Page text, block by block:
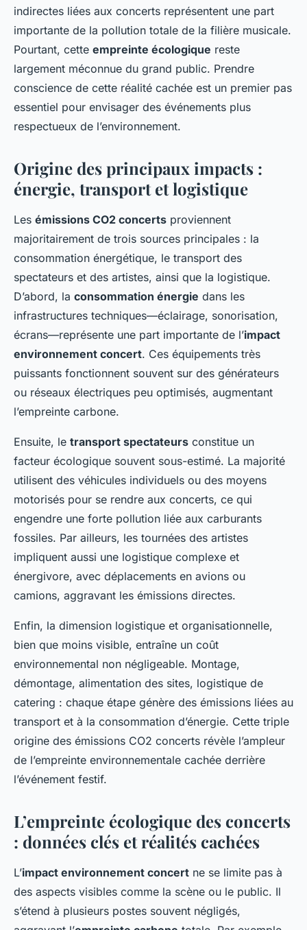
indirectes liées aux concerts représentent une part
importante de la pollution totale de la filière musicale.
Pourtant, cette empreinte écologique reste
largement méconnue du grand public. Prendre
conscience de cette réalité cachée est un premier pas
essentiel pour envisager des événements plus
respectueux de l’environnement.
Origine des principaux impacts :
énergie, transport et logistique
Les émissions CO2 concerts proviennent
majoritairement de trois sources principales : la
consommation énergétique, le transport des
spectateurs et des artistes, ainsi que la logistique.
D’abord, la consommation énergie dans les
infrastructures techniques—éclairage, sonorisation,
écrans—représente une part importante de l’impact
environnement concert. Ces équipements très
puissants fonctionnent souvent sur des générateurs
ou réseaux électriques peu optimisés, augmentant
l’empreinte carbone.
Ensuite, le transport spectateurs constitue un
facteur écologique souvent sous-estimé. La majorité
utilisent des véhicules individuels ou des moyens
motorisés pour se rendre aux concerts, ce qui
engendre une forte pollution liée aux carburants
fossiles. Par ailleurs, les tournées des artistes
impliquent aussi une logistique complexe et
énergivore, avec déplacements en avions ou
camions, aggravant les émissions directes.
Enfin, la dimension logistique et organisationnelle,
bien que moins visible, entraîne un coût
environnemental non négligeable. Montage,
démontage, alimentation des sites, logistique de
catering : chaque étape génère des émissions liées au
transport et à la consommation d’énergie. Cette triple
origine des émissions CO2 concerts révèle l’ampleur
de l’empreinte environnementale cachée derrière
l’événement festif.
L’empreinte écologique des concerts
: données clés et réalités cachées
L’impact environnement concert ne se limite pas à
des aspects visibles comme la scène ou le public. Il
s’étend à plusieurs postes souvent négligés,